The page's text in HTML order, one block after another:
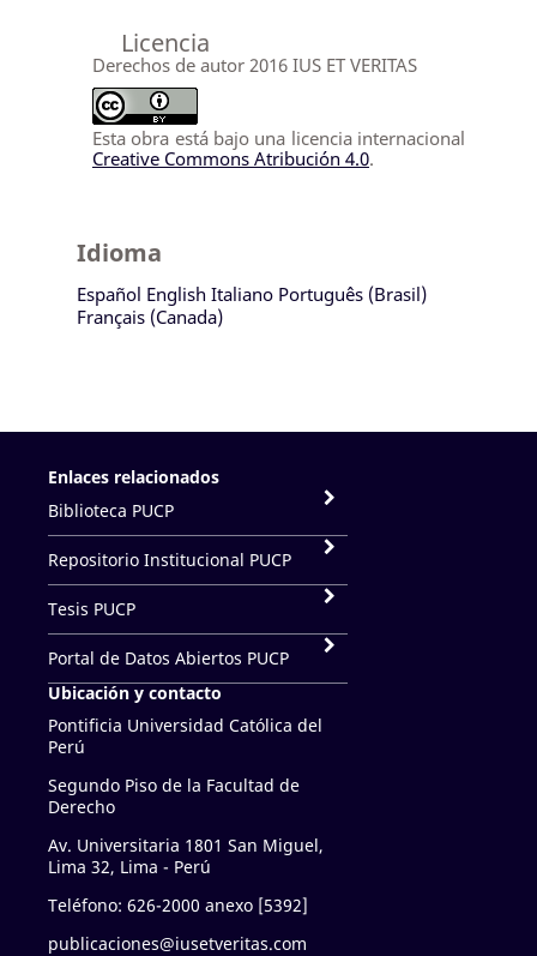
Licencia
Derechos de autor 2016 IUS ET VERITAS
Esta obra está bajo una licencia internacional
Creative Commons Atribución 4.0.
Idioma
Español English Italiano Português (Brasil)
Français (Canada)
Enlaces relacionados
Biblioteca PUCP
Repositorio Institucional PUCP
Tesis PUCP
Portal de Datos Abiertos PUCP
Ubicación y contacto
Pontificia Universidad Católica del
Perú
Segundo Piso de la Facultad de
Derecho
Av. Universitaria 1801 San Miguel,
Lima 32, Lima - Perú
Teléfono: 626-2000 anexo [5392]
publicaciones@iusetveritas.com